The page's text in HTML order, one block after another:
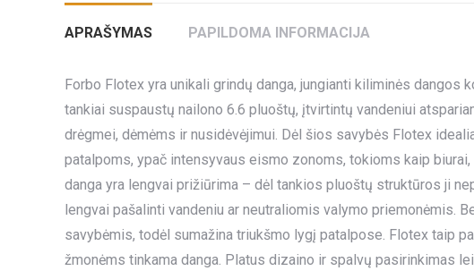
APRAŠYMAS PAPILDOMA INFORMACIJA
Forbo Flotex yra unikali grindų danga, jungianti kiliminės dangos
tankiai suspaustų nailono 6.6 pluoštų, įtvirtintų vandeniui
drėgmei, dėmėms ir nusidėvėjimui. Dėl šios savybės Flotex
patalpoms, ypač intensyvaus eismo zonoms, tokioms kaip
danga yra lengvai prižiūrima – dėl tankios pluoštų struktūros ji
lengvai pašalinti vandeniu ar neutraliomis valymo priemonėmis.
savybėmis, todėl sumažina triukšmo lygį patalpose. Flotex taip
žmonėms tinkama danga. Platus dizaino ir spalvų pasirinkimas